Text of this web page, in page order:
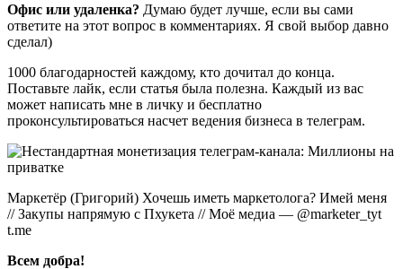
Офис или удаленка? Думаю будет лучше, если вы сами
ответите на этот вопрос в комментариях. Я свой выбор давно
сделал)
1000 благодарностей каждому, кто дочитал до конца.
Поставьте лайк, если статья была полезна. Каждый из вас
может написать мне в личку и бесплатно
проконсультироваться насчет ведения бизнеса в телеграм.
Маркетёр (Григорий) Хочешь иметь маркетолога? Имей меня
// Закупы напрямую с Пхукета // Моё медиа — @marketer_tyt
t.me
Всем добра!